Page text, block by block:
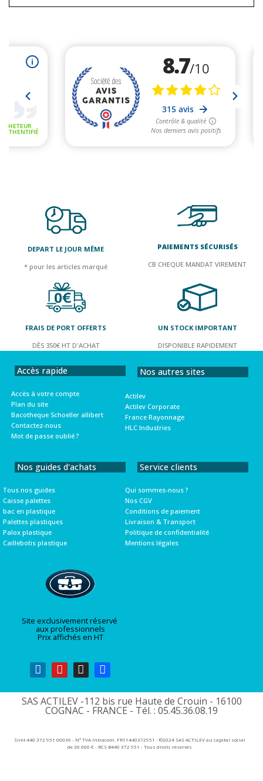
DEPART LE JOUR MÊME
* pour les articles marqué
PAIEMENTS SÉCURISÉS
CB CHEQUE MANDAT VIREMENT
FRAIS DE PORT OFFERTS
DÈS 350€ HT D'ACHAT
UN STOCK IMPORTANT
DISPONIBLE RAPIDEMENT
Accès rapide
Accès à votre compte
Plan du site
Bacotheque Schoeller allibert
Contactez-nous
Mot de passe oublié ?
Nos autres sites
Actilev
Actilev Corporate
France Rayonnage
HLC Industries
Nos guides d'achats
Tous nos guides
Caisse palettes
bac en plastique
Palettes plastiques
Palox plastique
Caillebotis plastique
Service clients
Qui sommes-nous ?
Nos CGV
Conditions de paiement
Livraison & Transport
Politique de confidentialité
Mentions légales
Site exclusivement réservé
aux professionnels
Prix affichés en HT
SAS ACTILEV -112 bis rue Haute de Crouin - 16100
COGNAC - FRANCE - Tél. : 05.45.36.08.19​
Siret 440 372 951 00036 - N° TVA Intracom. FR11440372951 - ©2024 SAS ACTILEV au capital social
de 30 000 € - RCS B440 372 951 - Tous droits réservés​​